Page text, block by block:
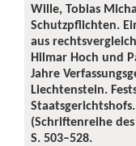
Wille, Tobias
Schutzpflichten.
aus
Hilmar Hoch und
Jahre
Liechtenstein.
(Schriftenreihe
S. 503–528.